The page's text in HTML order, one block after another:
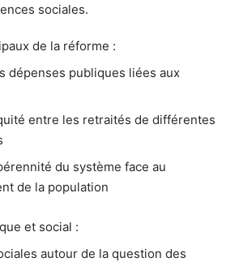
sociales.
de la réforme :
dépenses publiques liées aux
entre les retraités de différentes
du système face au
de la population
et social :
autour de la question des